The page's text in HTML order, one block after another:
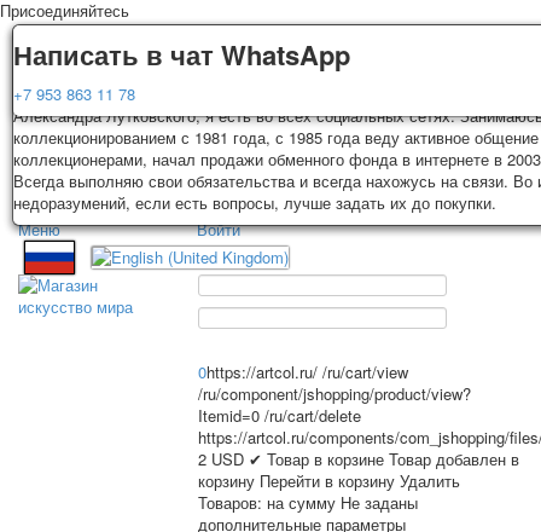
Доставка
Колоды, почтовые открытки тщательно упаковываются и
3-4 рабочих дней после оплаты. Исключение: репринт под заказ,
карт отправляются в течении 7-8 рабочих дней. Отправка
России с треком отслеживания. Цена пересылки зависит от веса и
на момент покупки. По желанию покупателя возможна отправка СДЕК
другими транспортными компаниями.
Гарантия
Вы покупаете колоды игральных карт, почтовые открытки из частной
Александра Лутковского, я есть во всех социальных сетях.
коллекционированием с 1981 года, с 1985 года веду активное
коллекционерами, начал продажи обменного фонда в интернете в
Всегда выполняю свои обязательства и всегда нахожусь на связи. Во
недоразумений, если есть вопросы, лучше задать их до покупки.
Написать в чат WhatsApp
+7 953 863 11 78
Присоединяйтесь
TPL_PROTOSTAR_TOGGLE_MENU
Главная Игральные карты
Меню
Главная
Игральные карты
Классические
Войти
0https://artcol.ru/ /ru/cart/view
/ru/component/jshopping/product/view?
Itemid=0 /ru/cart/delete
https://artcol.ru/components/com_jshopping/
2 USD ✔ Товар в корзине Товар добавлен в
корзину Перейти в корзину Удалить
Товаров: на сумму Не заданы
дополнительные параметры